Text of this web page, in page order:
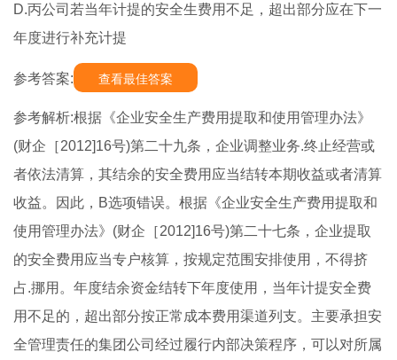
D.丙公司若当年计提的安全生费用不足，超出部分应在下一
年度进行补充计提
参考答案: 查看最佳答案
参考解析:根据《企业安全生产费用提取和使用管理办法》
(财企［2012]16号)第二十九条，企业调整业务.终止经营或
者依法清算，其结余的安全费用应当结转本期收益或者清算
收益。因此，B选项错误。根据《企业安全生产费用提取和
使用管理办法》(财企［2012]16号)第二十七条，企业提取
的安全费用应当专户核算，按规定范围安排使用，不得挤
占.挪用。年度结余资金结转下年度使用，当年计提安全费
用不足的，超出部分按正常成本费用渠道列支。主要承担安
全管理责任的集团公司经过履行内部决策程序，可以对所属